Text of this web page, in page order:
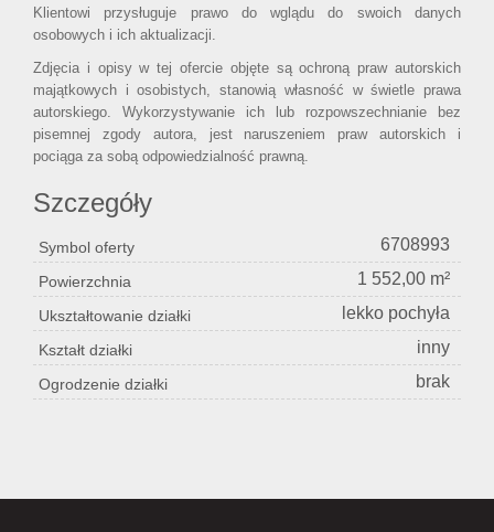
Klientowi przysługuje prawo do wglądu do swoich danych
osobowych i ich aktualizacji.
Zdjęcia i opisy w tej ofercie objęte są ochroną praw autorskich
majątkowych i osobistych, stanowią własność w świetle prawa
autorskiego. Wykorzystywanie ich lub rozpowszechnianie bez
pisemnej zgody autora, jest naruszeniem praw autorskich i
pociąga za sobą odpowiedzialność prawną.
Szczegóły
Symbol oferty 6708993
Powierzchnia 1 552,00 m²
Ukształtowanie działki lekko pochyła
Kształt działki inny
Ogrodzenie działki brak